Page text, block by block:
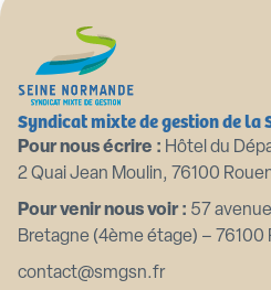
Syndicat mixte de gestion de la
Pour nous écrire : Hôtel du
2 Quai Jean Moulin, 76100
Pour venir nous voir : 57
Bretagne (4ème étage) – 76100
contact@smgsn.fr